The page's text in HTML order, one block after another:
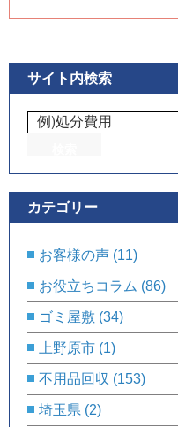
サイト内検索
カテゴリー
お客様の声 (11)
お役立ちコラム (86)
ゴミ屋敷 (34)
上野原市 (1)
不用品回収 (153)
埼玉県 (2)